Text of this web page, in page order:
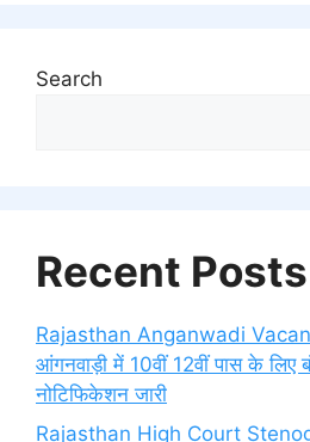
Search
Recent Posts
Rajasthan Anganwadi
आंगनवाड़ी में 10वीं 12वीं पास के लिए
नोटिफिकेशन जारी
Rajasthan High Court